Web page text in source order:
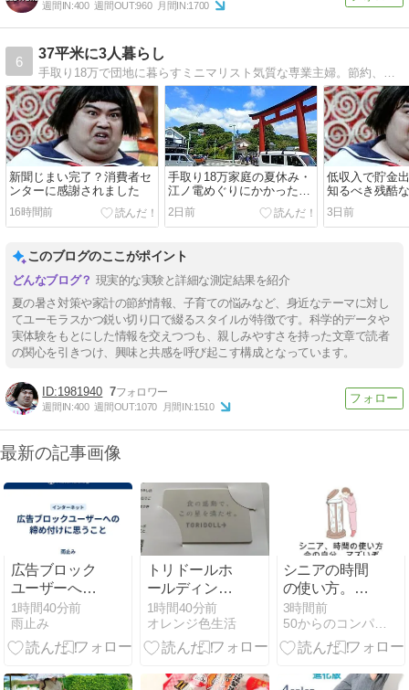
週間IN:400 週間OUT:960 月間IN:1700
6
37平米に3人暮らし
新聞じまい完了？消費者セ
ンターに感謝されました
16時間前
手取り18万家庭の夏休み・
江ノ電めぐりにかかった費
2日前
低収入で貯金
知るべき残酷
3日前
このブログのここがポイント
現実的な実験と詳細な測定結果を紹介
夏の暑さ対策や家計の節約情報、子育ての悩みなど、身近なテーマに対し
てユーモラスかつ鋭い切り口で綴るスタイルが特徴です。科学的データや
実体験をもとにした情報を交えつつも、親しみやすさを持った文章で読者
の関心を引きつけ、興味と共感を呼び起こす構成となっています。
1981940 7
週間IN:400 週間OUT:1070 月間IN:1510
最新の記事画像
広告ブロック
ユーザーへの
締め付けに思
うこと
1時間40分前
雨止み
トリドールホ
ールディング
ス「優待券
4,000円
分」/8/7の売
1時間40分前
オレンジ色生活
シニアの時間
の使い方。何
かを手放さな
いと、涼やか
に暮らせない
3時間前
50からのコンパクトな暮らし